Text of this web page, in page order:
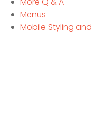
Menus
Mobile Styling